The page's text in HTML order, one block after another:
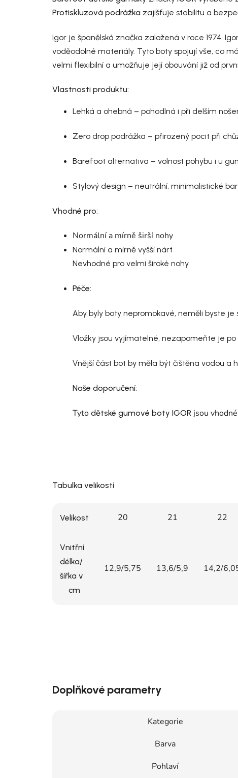
Protiskluzová podrážka zajišťuje stabilitu a
Igor je španělská značka založená v roce 1974.
voděodolné materiály. Tyto boty spojují vše, co
velmi flexibilní a umožňuje její obouvání již od
Vlastnosti produktu:
Lehká a ohebná – pohodlná i při delším
Zero drop podrážka – přirozený pocit při
Barefoot alternativa – volnost pohybu i u
Stylový design – neutrální, minimalistické
Vhodné pro:
Normální a mírně širší nohy
Normální a mírně vyšší nárt
Nevhodné pro velmi široké nohy
Péče:
Aby byly boty nepromokavé, neměli byste
Vložky jsou vyjímatelné, nezapomeňte je
Vnější část bot by měla být čištěna vodou a
Naše doporučení:
Tyto dětské gumové boty IGOR jsou
Tabulka velikostí
Velikost 20 21 22
Vnitřní
délka/
šířka v
cm
12,9/5,75 13,6/5,9 14,2/
Doplňkové parametry
Kategorie
Barva
Pohlaví